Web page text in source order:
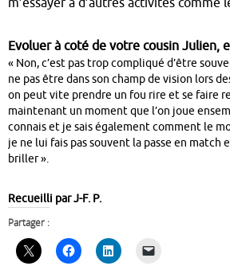
m’essayer à d’autres activités comme
Evoluer à coté de votre cousin Julien,
« Non, c’est pas trop compliqué d’être
ne pas être dans son champ de vision lors
on peut vite prendre un fou rire et se faire
maintenant un moment que l’on joue
connais et je sais également comment le
je ne lui fais pas souvent la passe en match
briller ».
Recueilli par J-F. P.
Partager :